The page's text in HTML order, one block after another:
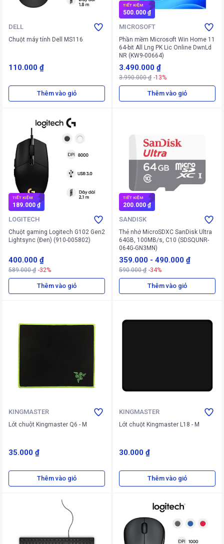
DELL
Chuột máy tính Dell MS116
110.000 ₫
Thêm vào giỏ
TIẾT KIỆM
500.000 ₫
MICROSOFT
Phần mềm Microsoft Win Home 11
64-bit All Lng PK Lic Online DwnLd
NR (KW9-00664)
3.490.000 ₫
3.990.000 ₫ -13%
Thêm vào giỏ
TIẾT KIỆM
189.000 ₫
LOGITECH
Chuột gaming Logitech G102 Gen2
Lightsync (Đen) (910-005802)
400.000 ₫
589.000 ₫ -32%
Thêm vào giỏ
TIẾT KIỆM
200.000 ₫
SANDISK
Thẻ nhớ MicroSDXC SanDisk Ultra
64GB, 100MB/s, C10 (SDSQUNR-
064G-GN3MN)
359.000 - 490.000 ₫
590.000 ₫ -34%
Thêm vào giỏ
KINGMASTER
Lót chuột Kingmaster Q6 - M
35.000 ₫
Thêm vào giỏ
KINGMASTER
Lót chuột Kingmaster L18 - M
30.000 ₫
Thêm vào giỏ